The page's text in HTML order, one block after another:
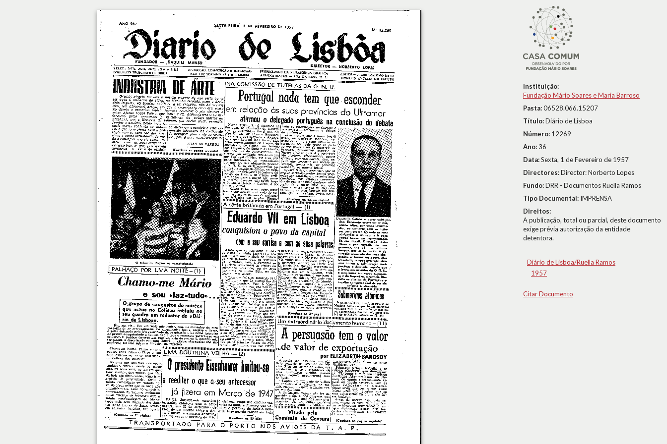
Instituição:
Fundação Mário Soares e Maria Barroso
Pasta:06528.066.15207
Título:Diário de Lisboa
Número: 12269
Ano:36
Data:Sexta, 1 de Fevereiro de 1957
Directores:Director: Norberto Lopes
Fundo:DRR - Documentos Ruella Ramos
Tipo Documental: IMPRENSA
Direitos:
A publicação, total ou parcial, deste documento
exige prévia autorização da entidade
detentora.
Diário de Lisboa/Ruella Ramos
1957
Citar Documento